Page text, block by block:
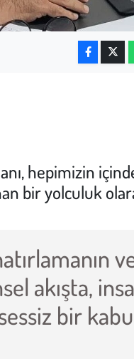
hepimizin
bir yolculuk
akışta,
sessiz bir